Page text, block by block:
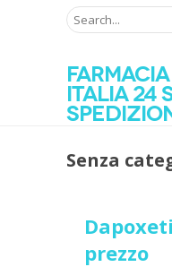
Italia 24
Senza
prezzo